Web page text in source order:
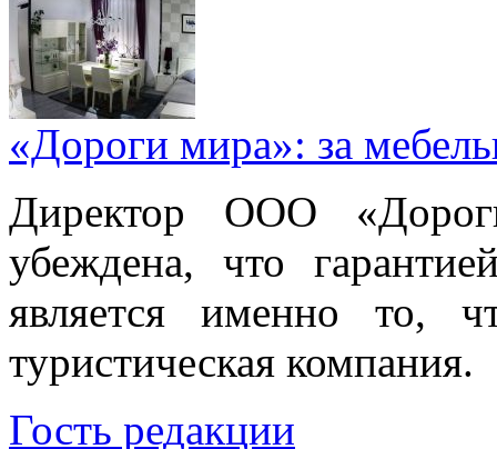
«Дороги мира»: за
Директор ООО
убеждена, что
является именно то,
туристическая компания.
Гость редакции